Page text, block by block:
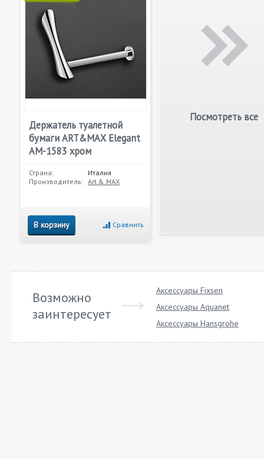
Держатель туалетной
бумаги ART&MAX Elegant
AM-1583 хром
Страна:
Италия
Производитель: Art & MAX
В корзину Сравнить
Посмотреть все
Возможно
заинтересует
Аксессуары Fixsen
Аксессуары Aquanet
Аксессуары Hansgrohe